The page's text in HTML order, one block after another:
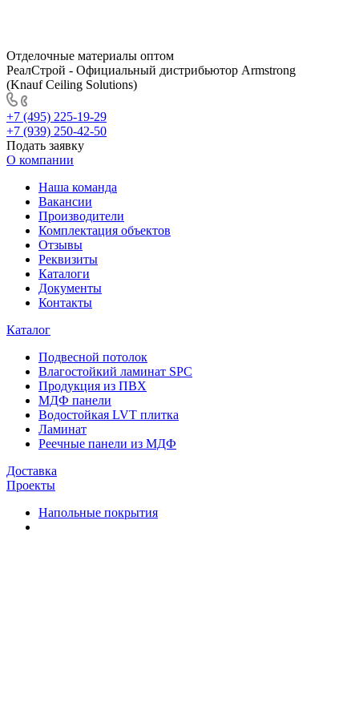
Отделочные материалы оптом
РеалСтрой - Официальный дистрибьютор Armstrong
(Knauf Ceiling Solutions)
+7 (495) 225-19-29
+7 (939) 250-42-50
Подать заявку
О компании
Наша команда
Вакансии
Производители
Комплектация объектов
Отзывы
Реквизиты
Каталоги
Документы
Контакты
Каталог
Подвесной потолок
Влагостойкий ламинат SPC
Продукция из ПВХ
МДФ панели
Водостойкая LVT плитка
Ламинат
Реечные панели из МДФ
Доставка
Проекты
Напольные покрытия